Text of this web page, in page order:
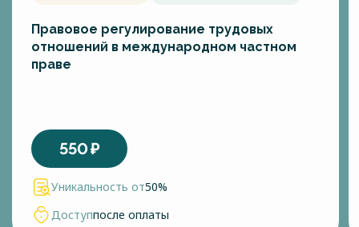
Правовое регулирование трудовых
отношений в международном частном
праве
550₽
Уникальность от50%
Доступпосле оплаты